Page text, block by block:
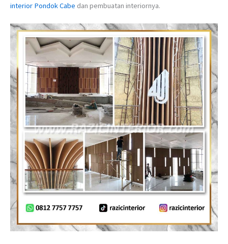
interior Pondok Cabe dan pembuatan interiornya.